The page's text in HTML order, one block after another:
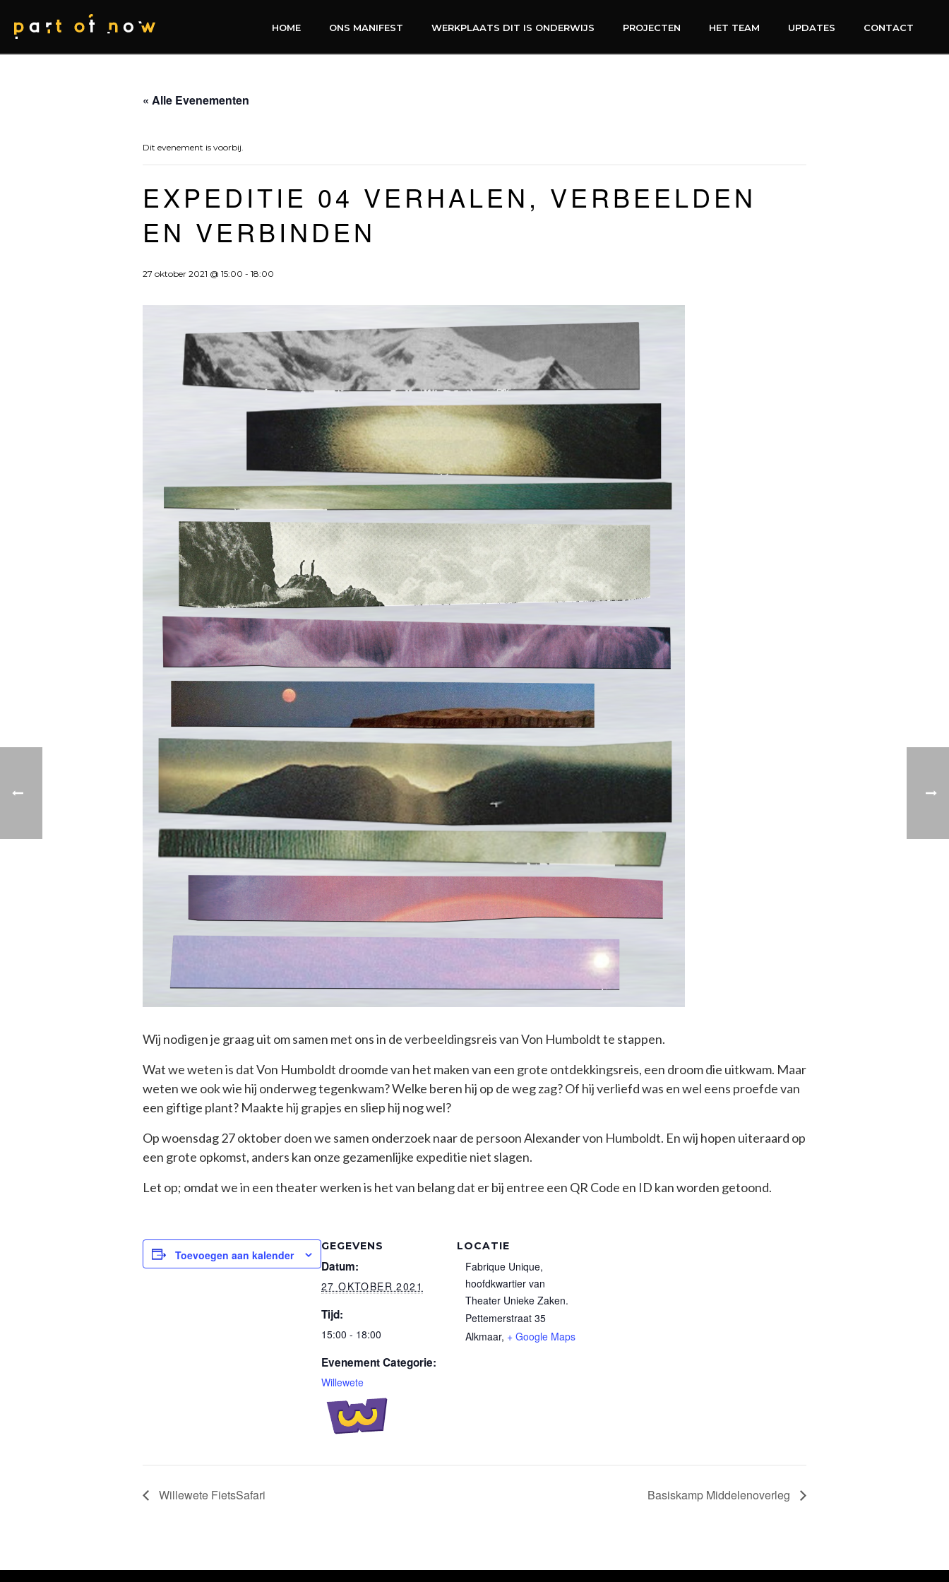
HOME ONS MANIFEST WERKPLAATS DIT IS ONDERWIJS PROJECTEN HET TEAM UPDATES CONTACT
« Alle Evenementen
Dit evenement is voorbij.
EXPEDITIE 04 VERHALEN, VERBEELDEN
EN VERBINDEN
27 oktober 2021 @ 15:00 - 18:00
Wij nodigen je graag uit om samen met ons in de verbeeldingsreis van Von Humboldt te stappen.
Wat we weten is dat Von Humboldt droomde van het maken van een grote ontdekkingsreis, een droom die uitkwam. Maar
weten we ook wie hij onderweg tegenkwam? Welke beren hij op de weg zag? Of hij verliefd was en wel eens proefde van
een giftige plant? Maakte hij grapjes en sliep hij nog wel?
Op woensdag 27 oktober doen we samen onderzoek naar de persoon Alexander von Humboldt. En wij hopen uiteraard op
een grote opkomst, anders kan onze gezamenlijke expeditie niet slagen.
Let op; omdat we in een theater werken is het van belang dat er bij entree een QR Code en ID kan worden getoond.
Toevoegen aan kalender
GEGEVENS
Datum:
27 OKTOBER 2021
Tijd:
15:00 - 18:00
Evenement Categorie:
Willewete
LOCATIE
Fabrique Unique,
hoofdkwartier van
Theater Unieke Zaken.
Pettemerstraat 35
Alkmaar, + Google Maps
Willewete FietsSafari Basiskamp Middelenoverleg